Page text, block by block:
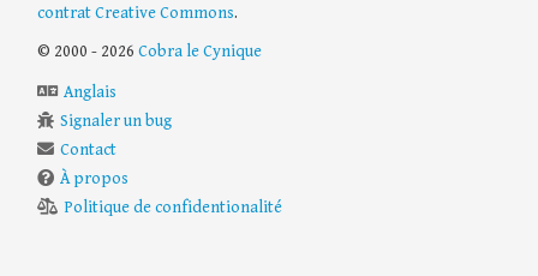
contrat Creative Commons.
© 2000 - 2026 Cobra le Cynique
Anglais
Signaler un bug
Contact
À propos
Politique de confidentionalité